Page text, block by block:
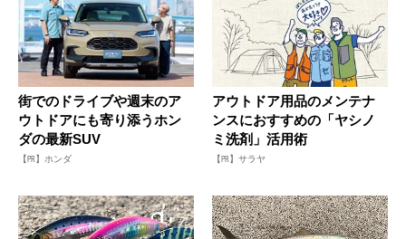
街でのドライブや週末のア
ウトドアにも寄り添うホン
ダの最新SUV
【PR】ホンダ
アウトドア用品のメンテナ
ンスにおすすめの「ヤシノ
ミ洗剤」活用術
【PR】サラヤ